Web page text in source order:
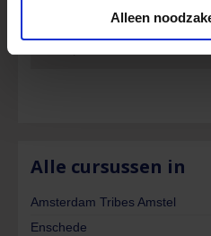
Alleen
Enschede
Alle cursussen in
Amsterdam Tribes Amstel
Enschede